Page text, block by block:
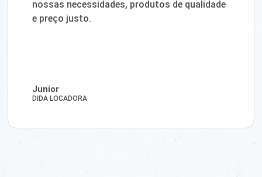
nossas necessidades, produtos de qualidade
e preço justo.
Junior
DIDA LOCADORA